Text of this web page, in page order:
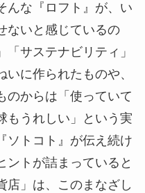
んな『ロフト』が、い
ないと感じているの
サステナビリティ」
に作られたものや、
のからは「使っていて
もうれしい」という実
ソトコト』が伝え続け
ントが詰まっていると
店」は、このまなざし